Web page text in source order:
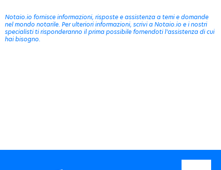
Notaio.io fornisce informazioni, risposte e assistenza a temi e domande
nel mondo notarile. Per ulteriori informazioni, scrivi a Notaio.io e i nostri
specialisti ti risponderanno il prima possibile fornendoti l’assistenza di cui
hai bisogno.